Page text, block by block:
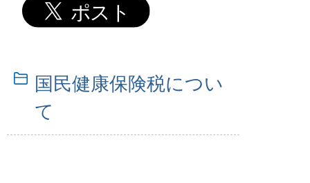
国民健康保険税につい
て